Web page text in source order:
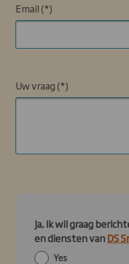
Email
Uw vraag
Ja, ik wil graag
en diensten vanDS
Yes